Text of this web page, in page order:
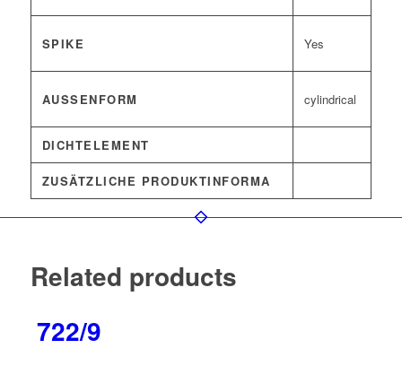
SPIKE Yes
AUSSENFORM cylindrical
DICHTELEMENT
ZUSÄTZLICHE PRODUKTINFORMA
Related products
722/9